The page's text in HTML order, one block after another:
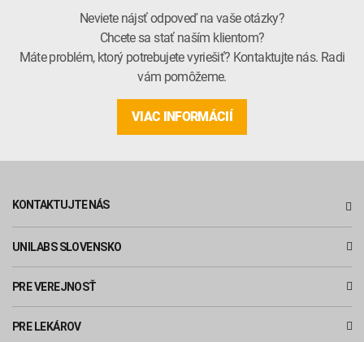
Neviete nájsť odpoveď na vaše otázky?
Chcete sa stať naším klientom?
Máte problém, ktorý potrebujete vyriešiť? Kontaktujte nás. Radi
vám pomôžeme.
VIAC INFORMÁCIÍ
KONTAKTUJTE NÁS
UNILABS SLOVENSKO
PRE VEREJNOSŤ
PRE LEKÁROV